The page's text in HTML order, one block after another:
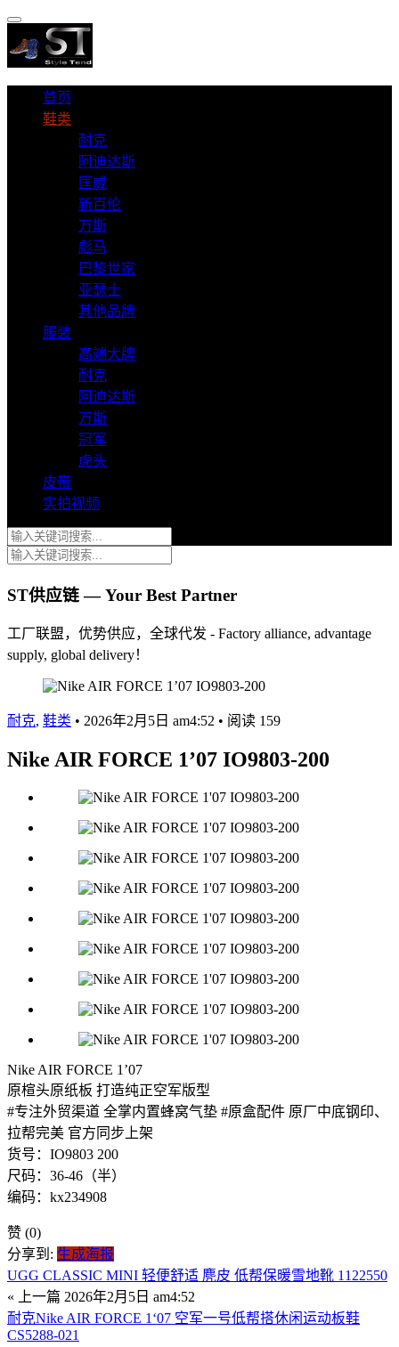
首页
鞋类
耐克
阿迪达斯
匡威
新百伦
万斯
彪马
巴黎世家
亚瑟士
其他品牌
服装
高端大牌
耐克
阿迪达斯
万斯
冠军
虎头
皮带
实拍视频
ST供应链 — Your Best Partner
工厂联盟，优势供应，全球代发 - Factory alliance, advantage
supply, global delivery！
耐克, 鞋类 • 2026年2月5日 am4:52 • 阅读 159
Nike AIR FORCE 1’07 IO9803-200
Nike AIR FORCE 1’07
原楦头原纸板 打造纯正空军版型
#专注外贸渠道 全掌内置蜂窝气垫 #原盒配件 原厂中底钢印、
拉帮完美 官方同步上架
货号：IO9803 200
尺码：36-46（半）
编码：kx234908
赞 (0)
分享到: 生成海报
UGG CLASSIC MINI 轻便舒适 麂皮 低帮保暖雪地靴 1122550
« 上一篇 2026年2月5日 am4:52
耐克Nike AIR FORCE 1‘07 空军一号低帮搭休闲运动板鞋
CS5288-021